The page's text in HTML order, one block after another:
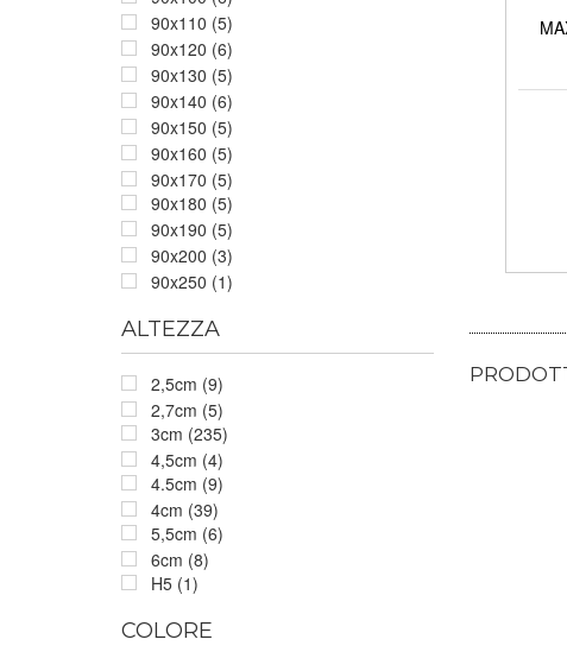
90x110 (5)
90x120 (6)
90x130 (5)
90x140 (6)
90x150 (5)
90x160 (5)
90x170 (5)
90x180 (5)
90x190 (5)
90x200 (3)
90x250 (1)
ALTEZZA
2,5cm (9)
2,7cm (5)
3cm (235)
4,5cm (4)
4.5cm (9)
4cm (39)
5,5cm (6)
6cm (8)
H5 (1)
COLORE